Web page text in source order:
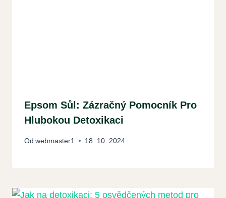
Epsom Sůl: Zázračný Pomocník Pro
Hlubokou Detoxikaci
Od webmaster1 18. 10. 2024